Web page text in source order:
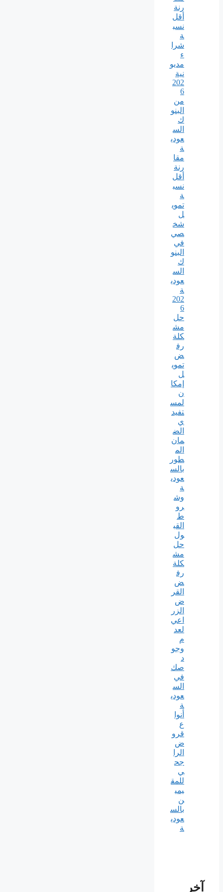
رنة
أقل
نسب
ة
شرا
ء
مديو
نية
202
6
من
البنو
ك
الس
عودي
ة
مقا
رنة
أقل
نسب
ة
تموي
ل
شخ
صي
في
البنو
ك
الس
عودي
ة
202
6
حل
مش
كلة
رف
ض
تموي
ل
إمكا
ن
لمس
تفيد
ي
الض
مان
الم
طور
بالس
عودي
ة
وش
رو
ط
القب
ول
حل
مش
كلة
رف
ض
القر
ض
الزر
اعي
لعد
م
وجو
د
صك
في
الس
عودي
ة
أنوا
ع
قرو
ض
الرا
جح
ي
للمق
يمي
ن
بالس
عودي
ة
آخر